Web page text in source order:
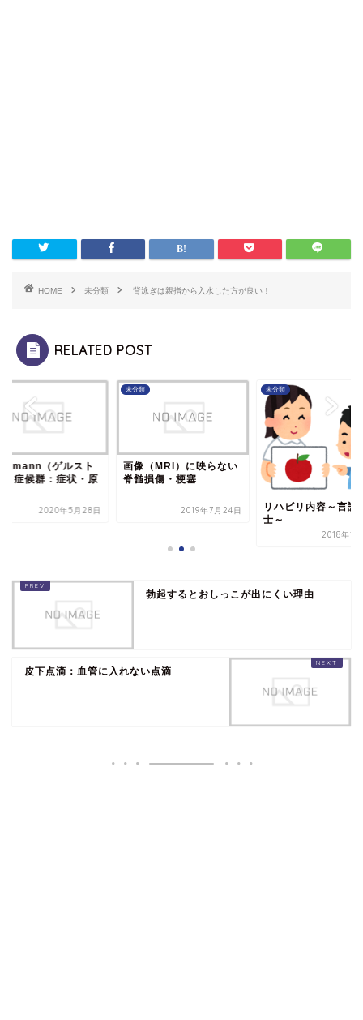
HOME 未分類 背泳ぎは親指から入水した方が良い！
RELATED POST
（ゲルスト
）症候群：症状・原
2020年5月28日
未分類
画像（MRI）に映らない
脊髄損傷・梗塞
2019年7月24日
未分類
リハビリ内容～言語
士～
2018年12
勃起するとおしっこが出にくい理由
皮下点滴：血管に入れない点滴